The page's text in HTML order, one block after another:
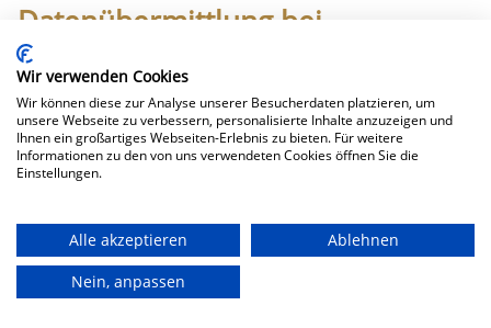
Datenübermittlung bei
Vertragsschluss für
Dienstleistungen und digitale
Inhalte
Wir übermitteln personenbezogene Daten an Dritte
Vertragsabwicklung notwendig ist, etwa an das mit
der Zahlungsabwicklung beauftragte Kreditinstitut.
Wir verwenden Cookies
Wir können diese zur Analyse unserer Besucherdaten platzieren, um
unsere Webseite zu verbessern, personalisierte Inhalte anzuzeigen und
Ihnen ein großartiges Webseiten-Erlebnis zu bieten. Für weitere
Informationen zu den von uns verwendeten Cookies öffnen Sie die
Einstellungen.
Alle akzeptieren
Ablehnen
Nein, anpassen